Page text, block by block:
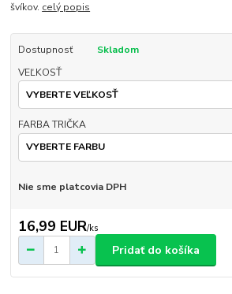
švíkov. celý popis
Dostupnosť
Skladom
VEĽKOSŤ
FARBA TRIČKA
Nie sme platcovia DPH
16,99 EUR/ks
Pridať do košíka